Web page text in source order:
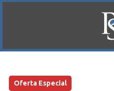
Oferta Especial